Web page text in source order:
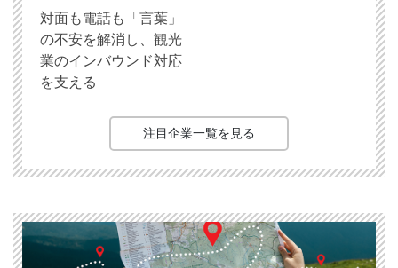
対面も電話も「言葉」
の不安を解消し、観光
業のインバウンド対応
を支える
注目企業一覧を見る